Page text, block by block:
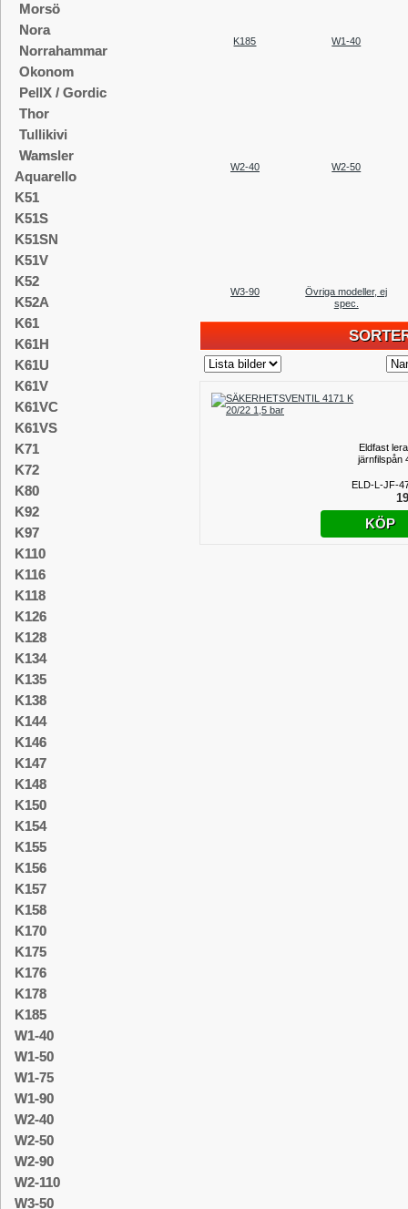
Morsö
Nora
Norrahammar
Okonom
PellX / Gordic
Thor
Tullikivi
Wamsler
Aquarello
K51
K51S
K51SN
K51V
K52
K52A
K61
K61H
K61U
K61V
K61VC
K61VS
K71
K72
K80
K92
K97
K110
K116
K118
K126
K128
K134
K135
K138
K144
K146
K147
K148
K150
K154
K155
K156
K157
K158
K170
K175
K176
K178
K185
W1-40
W1-50
W1-75
W1-90
W2-40
W2-50
W2-90
W2-110
W3-50
K185 W1-40
W2-40 W2-50
W3-90
Övriga modeller, ej
spec.
Eldfast
järnfilspån
ELD-L-JF-
KÖP